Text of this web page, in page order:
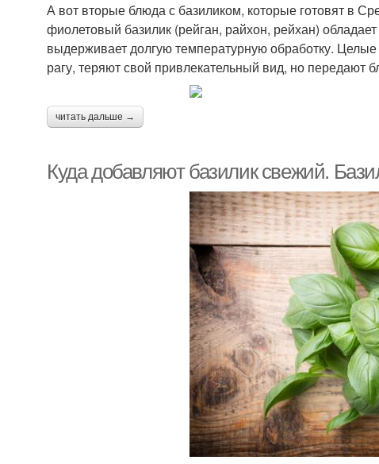
А вот вторые блюда с базиликом, которые готовят в
фиолетовый базилик (рейган, райхон, рейхан)
выдерживает долгую температурную обработку.
рагу, теряют свой привлекательный вид, но передают
читать дальше →
Куда добавляют базилик свежий.